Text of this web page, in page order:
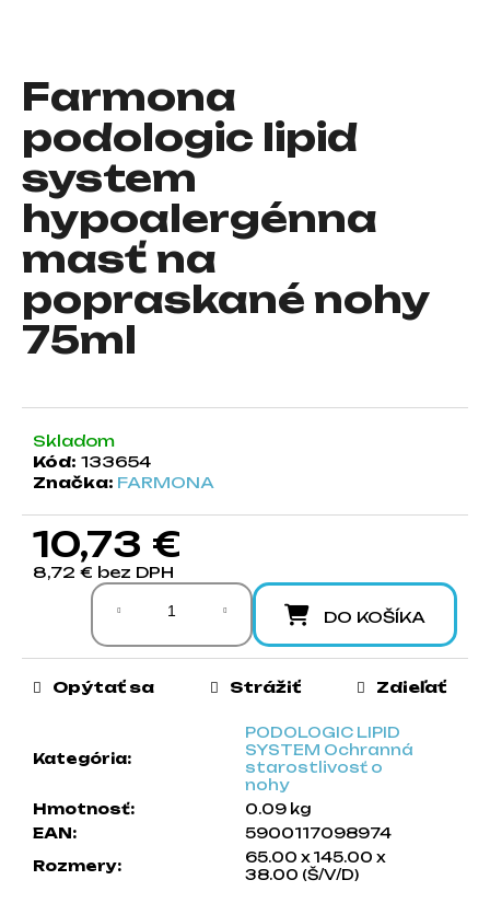
Farmona
podologic lipid
system
hypoalergénna
masť na
popraskané nohy
75ml
Skladom
Kód: 133654
Značka: FARMONA
10,73 €
8,72 € bez DPH
Jednotková cena:
DO KOŠÍKA
Kategória:
PODOLOGIC LIPID
SYSTEM Ochranná
starostlivosť o
nohy
Hmotnosť:
0.09 kg
EAN:
5900117098974
Rozmery:
65.00 x 145.00 x
38.00 (Š/V/D)
Opýtať sa Strážiť Zdieľať
s
ť
?
HĽADAŤ
O
o
ú
č
a
m
e